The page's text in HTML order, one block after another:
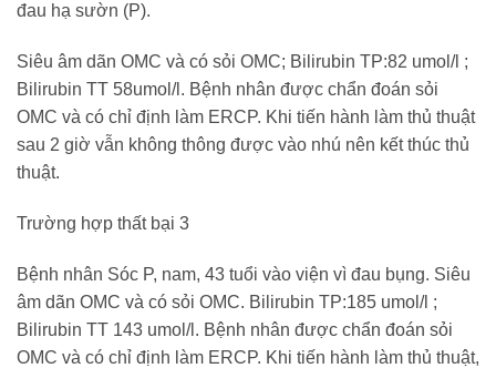
đau hạ sườn (P).
Siêu âm dãn OMC và có sỏi OMC; Bilirubin TP:82 umol/l ;
Bilirubin TT 58umol/l. Bệnh nhân được chẩn đoán sỏi
OMC và có chỉ định làm ERCP. Khi tiến hành làm thủ thuật
sau 2 giờ vẫn không thông được vào nhú nên kết thúc thủ
thuật.
Trường hợp thất bại 3
Bệnh nhân Sóc P, nam, 43 tuổi vào viện vì đau bụng. Siêu
âm dãn OMC và có sỏi OMC. Bilirubin TP:185 umol/l ;
Bilirubin TT 143 umol/l. Bệnh nhân được chẩn đoán sỏi
OMC và có chỉ định làm ERCP. Khi tiến hành làm thủ thuật,